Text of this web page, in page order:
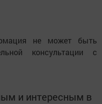
не может быть
консультации с
и интересным в